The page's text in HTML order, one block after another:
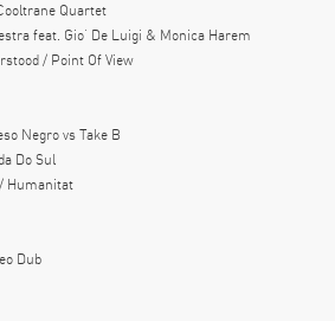
Quartet
feat. Gio’ De Luigi & Monica Harem
/ Point Of View
Negro vs Take B
Do Sul
Humanitat
Dub